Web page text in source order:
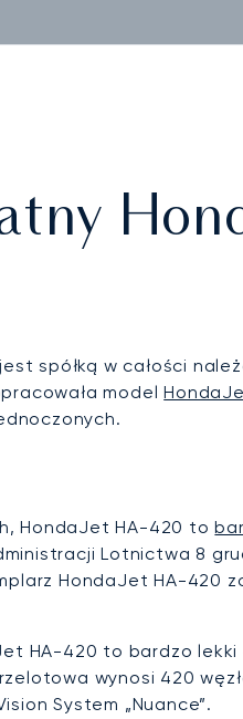
jest spółką w całości
model
HondaJet HA-420 to
Lotnictwa 8
HondaJet HA-420
HA-420 to bardzo
wynosi 420
System „Nuance”.